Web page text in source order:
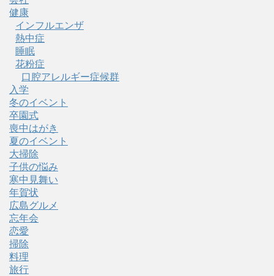
健康
インフルエンザ
熱中症
睡眠
花粉症
口腔アレルギー症候群
入学
冬のイベント
卒園式
喪中はがき
夏のイベント
大掃除
子供の悩み
寒中見舞い
年賀状
広島グルメ
忘年会
恋愛
掃除
料理
旅行